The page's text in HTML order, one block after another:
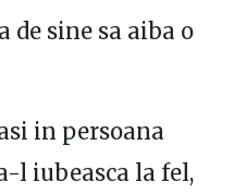
sine sa aiba o
in persoana
l iubeasca la fel,